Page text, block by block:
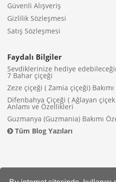
Güvenli Alışveriş
Gizlilik Sözleşmesi
Satış Sözleşmesi
Faydalı Bilgiler
Sevdiklerinize hediye
7 Bahar çiçeği
Zeze çiçeği ( Zamia çiçeği)
Difenbahya Çiçeği ( Ağlayan çiçek
Anlamı ve Özellikleri
Guzmanya (Guzmania) Bakımı
Tüm Blog Yazıları